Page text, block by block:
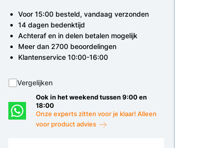
Voor 15:00 besteld, vandaag verzonden
14 dagen bedenktijd
Achteraf en in delen betalen mogelijk
Meer dan 2700 beoordelingen
Klantenservice 10:00-16:00
Vergelijken
Ook in het weekend tussen 9:00 en
18:00
Onze experts zitten voor je klaar! Alleen
voor product advies